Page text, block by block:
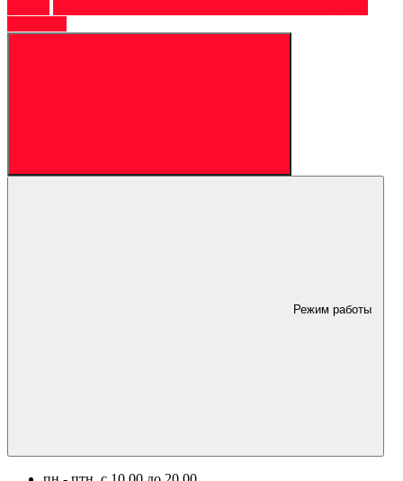
Режим работы